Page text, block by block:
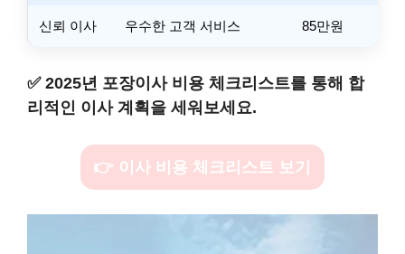
신뢰 이사 우수한 고객 서비스 85만원
✅ 2025년 포장이사 비용 체크리스트를 통해 합
리적인 이사 계획을 세워보세요.
👉 이사 비용 체크리스트 보기